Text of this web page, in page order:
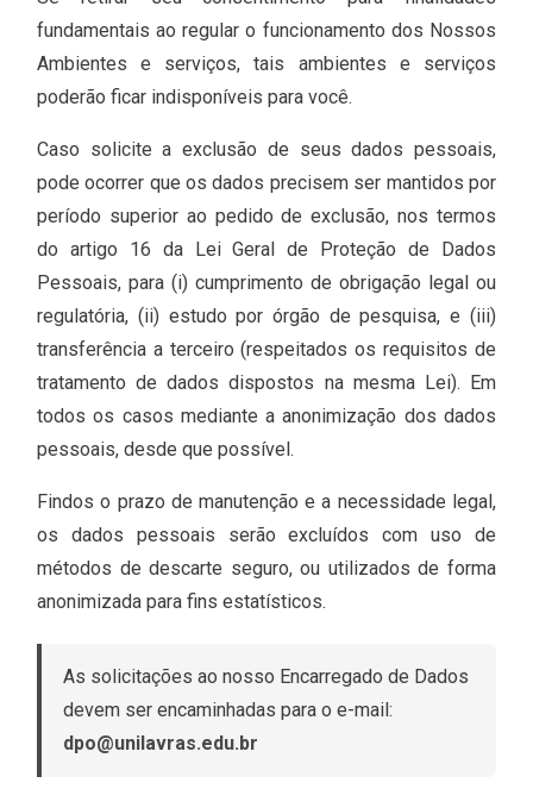
fundamentais ao regular o funcionamento dos Nossos
Ambientes e serviços, tais ambientes e serviços
poderão ficar indisponíveis para você.
Caso solicite a exclusão de seus dados pessoais,
pode ocorrer que os dados precisem ser mantidos por
período superior ao pedido de exclusão, nos termos
do artigo 16 da Lei Geral de Proteção de Dados
Pessoais, para (i) cumprimento de obrigação legal ou
regulatória, (ii) estudo por órgão de pesquisa, e (iii)
transferência a terceiro (respeitados os requisitos de
tratamento de dados dispostos na mesma Lei). Em
todos os casos mediante a anonimização dos dados
pessoais, desde que possível.
Findos o prazo de manutenção e a necessidade legal,
os dados pessoais serão excluídos com uso de
métodos de descarte seguro, ou utilizados de forma
anonimizada para fins estatísticos.
As solicitações ao nosso Encarregado de Dados
devem ser encaminhadas para o e-mail:
dpo@unilavras.edu.br